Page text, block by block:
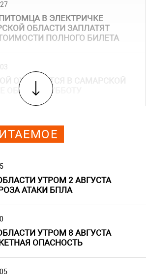
В ЭЛЕКТРИЧКЕ
ОБЛАСТИ ЗАПЛАТЯТ
ПОЛНОГО БИЛЕТА
ОЖИДАЕТСЯ В САМАРСКОЙ
ОБЕДА В СУББОТУ
УТРОМ 2 АВГУСТА
АТАКИ БПЛА
УТРОМ 8 АВГУСТА
ОПАСНОСТЬ